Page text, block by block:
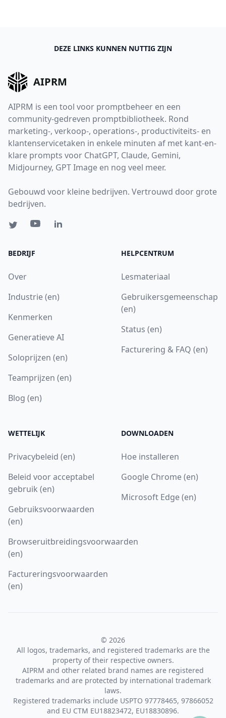
DEZE LINKS KUNNEN NUTTIG ZIJN
AIPRM
AIPRM is een tool voor promptbeheer en een
community-gedreven promptbibliotheek. Rond
marketing-, verkoop-, operations-, productiviteits- en
klantenservicetaken in enkele minuten af met kant-en-
klare prompts voor ChatGPT, Claude, Gemini,
Midjourney, GPT Image en nog veel meer.
Gebouwd voor kleine bedrijven. Vertrouwd door grote
bedrijven.
BEDRIJF
Over
Industrie (en)
Kenmerken
Generatieve AI
Soloprijzen (en)
Teamprijzen (en)
Blog (en)
HELPCENTRUM
Lesmateriaal
Gebruikersgemeenschap
(en)
Status (en)
Facturering & FAQ (en)
WETTELIJK
Privacybeleid (en)
Beleid voor acceptabel
gebruik (en)
Gebruiksvoorwaarden
(en)
Browseruitbreidingsvoorwaarden
(en)
Factureringsvoorwaarden
(en)
DOWNLOADEN
Hoe installeren
Google Chrome (en)
Microsoft Edge (en)
© 2026
All logos, trademarks, and registered trademarks are the
property of their respective owners.
AIPRM and other related brand names are registered
trademarks and are protected by international trademark
laws.
Registered trademarks include USPTO 97778465, 97866052
and EU CTM EU18823472, EU18830896.